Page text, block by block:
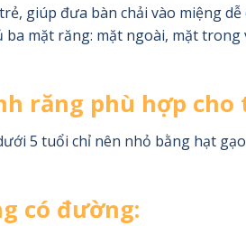
giúp đưa bàn chải vào miệng
mặt răng: mặt ngoài, mặt
răng phù hợp cho
5 tuổi chỉ nên nhỏ bằng hạt
có đường: